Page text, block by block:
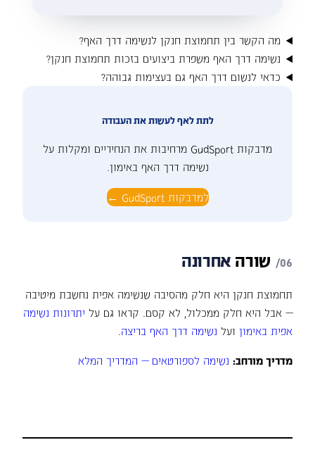
מה הקשר בין תחמוצת חנקן לנשימה דרך האף?
נשימה דרך האף משפרת ביצועים בזכות תחמוצת חנקן?
כדאי לנשום דרך האף גם בעצימות גבוהה?
לתת לאף לעשות את העבודה
מדבקות GudSport מרחיבות את הנחיריים ומקלות על
נשימה דרך האף באימון.
למדבקות GudSport ←
שורה אחרונה
תחמוצת חנקן היא חלק מהסיבה שנשימה אפית נחשבת מיטיבה
— אבל היא חלק ממכלול, לא קסם. קראו גם על יתרונות נשימה
אפית באימון ועל נשימה דרך האף בריצה
מדריך מורחב: נשימה לספורטאים — המדריך המלא